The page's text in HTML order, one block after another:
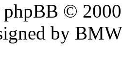
phpBB ©
by